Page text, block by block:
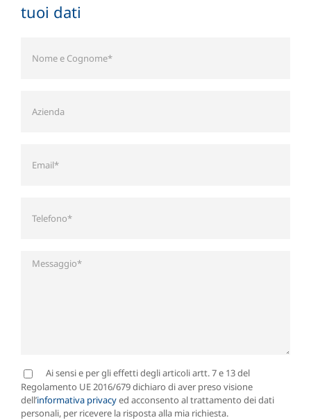
tuoi dati
Ai sensi e per gli effetti degli articoli artt. 7 e 13 del
Regolamento UE 2016/679 dichiaro di aver preso visione
dell’informativa privacyed acconsento al trattamento dei dati
personali, per ricevere la risposta alla mia richiesta.